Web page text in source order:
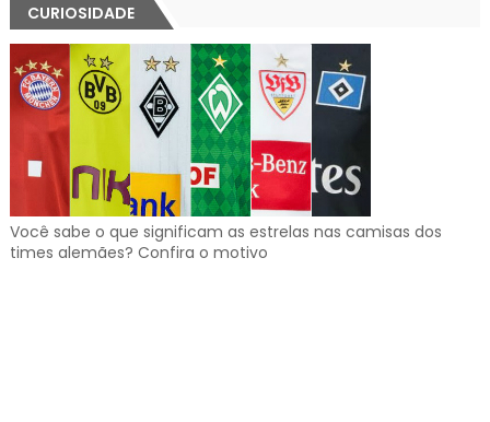
CURIOSIDADE
Você sabe o que significam as estrelas nas camisas dos
times alemães? Confira o motivo